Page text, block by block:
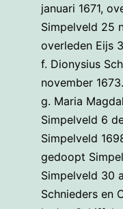
januari 1671,
Simpelveld 25
overleden Eijs
f. Dionysius
november 1673.
g. Maria
Simpelveld 6
Simpelveld
gedoopt
Simpelveld 30
Schnieders en